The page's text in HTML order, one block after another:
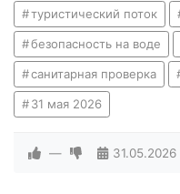
туристический поток
безопасность на воде
санитарная проверка
31 мая 2026
— 31.05.2026